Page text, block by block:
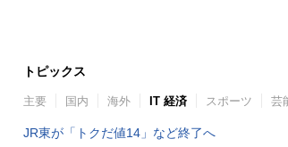
トピックス
主要 国内 海外 IT 経済 スポーツ 芸
JR東が「トクだ値14」など終了へ